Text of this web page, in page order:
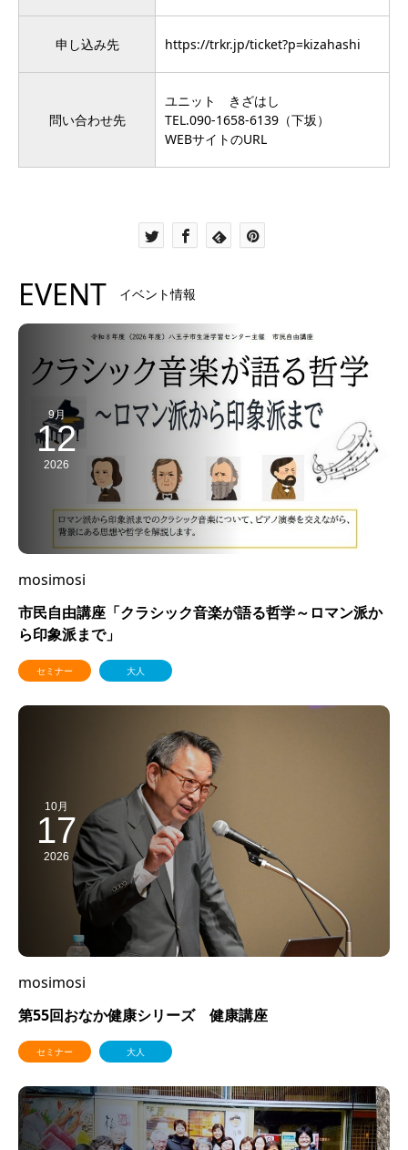
申し込み先 https://trkr.jp/ticket?p=kizahashi
問い合わせ先
ユニット きざはし
TEL.090-1658-6139 （下坂）
WEBサイトのURL
EVENT イベント情報
9月
12
2026
mosimosi
市民自由講座「クラシック音楽が語る哲学～ロマン派か
ら印象派まで」
セミナー 大人
10月
17
2026
mosimosi
第55回おなか健康シリーズ 健康講座
セミナー 大人